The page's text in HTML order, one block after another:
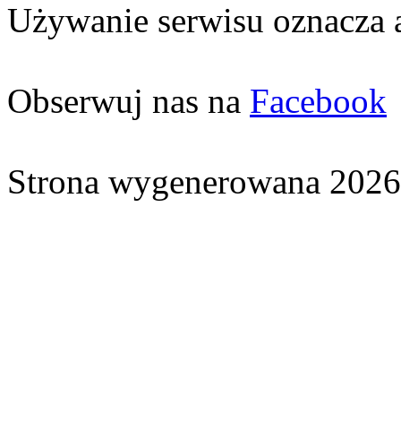
Używanie serwisu oznacza
Obserwuj nas na Facebook
Strona wygenerowana